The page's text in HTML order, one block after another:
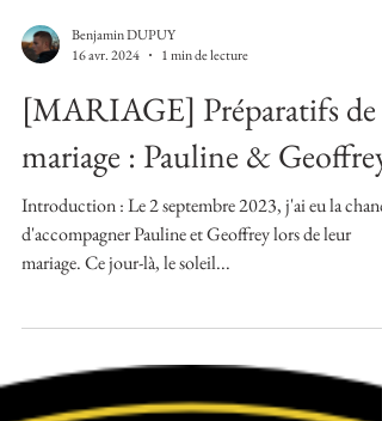
Benjamin DUPUY
16 avr. 2024
1 min de lecture
[MARIAGE] Préparatifs de
mariage : Pauline & Geoffrey.
Introduction : Le 2 septembre 2023, j'ai eu la chance
mariage. Ce jour-là, le soleil...